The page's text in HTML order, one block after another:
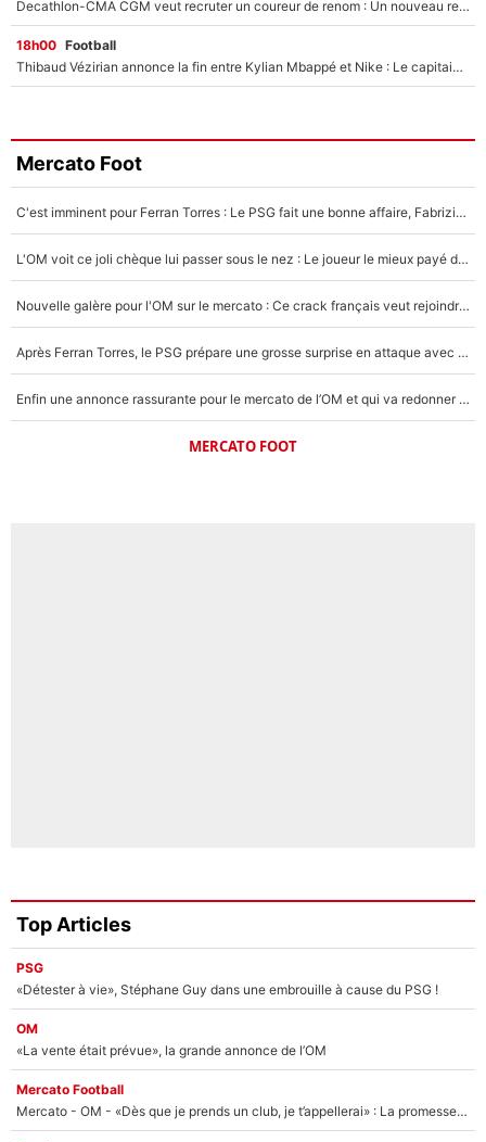
Decathlon-CMA CGM veut recruter un coureur de renom : Un nouveau renfort important arrive pour Paul Seixas ?
18h00 Football
Thibaud Vézirian annonce la fin entre Kylian Mbappé et Nike : Le capitaine de l'équipe de France lui répond sur Instagram !
Mercato Foot
C'est imminent pour Ferran Torres : Le PSG fait une bonne affaire, Fabrizio Romano révèle le vrai prix du joueur !
L'OM voit ce joli chèque lui passer sous le nez : Le joueur le mieux payé du club refuse de partir, son transfert est annulé à la dernière minute !
Nouvelle galère pour l'OM sur le mercato : Ce crack français veut rejoindre le PSG, il a déjà donné son accord pour signer à Paris !
Après Ferran Torres, le PSG prépare une grosse surprise en attaque avec un joueur que vous connaissez déjà !
Enfin une annonce rassurante pour le mercato de l’OM et qui va redonner espoir aux supporters : «C’est énorme en fait»
MERCATO FOOT
Top Articles
PSG
«Détester à vie», Stéphane Guy dans une embrouille à cause du PSG !
OM
«La vente était prévue», la grande annonce de l’OM
Mercato Football
Mercato - OM - «Dès que je prends un club, je t’appellerai» : La promesse de Marcelino au moment de claquer la porte